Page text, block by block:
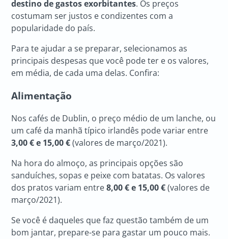
destino de gastos exorbitantes. Os preços
costumam ser justos e condizentes com a
popularidade do país.
Para te ajudar a se preparar, selecionamos as
principais despesas que você pode ter e os valores,
em média, de cada uma delas. Confira:
Alimentação
Nos cafés de Dublin, o preço médio de um lanche, ou
um café da manhã típico irlandês pode variar entre
3,00€e 15,00€(valores de março/2021).
Na hora do almoço, as principais opções são
sanduíches, sopas e peixe com batatas. Os valores
dos pratos variam entre8,00€e 15,00€(valores de
março/2021).
Se você é daqueles que faz questão também de um
bom jantar, prepare-se para gastar um pouco mais.